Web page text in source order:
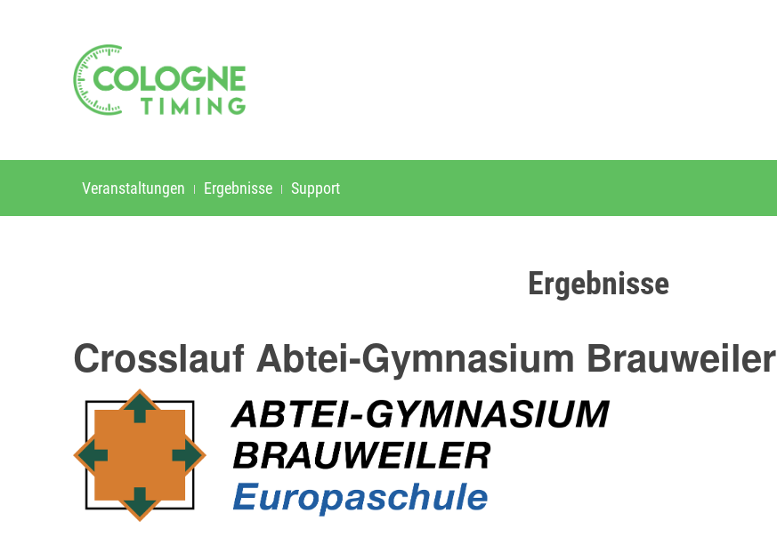
Veranstaltungen Ergebnisse Support
Ergebnisse
Crosslauf Abtei-Gymnasium Brauweiler